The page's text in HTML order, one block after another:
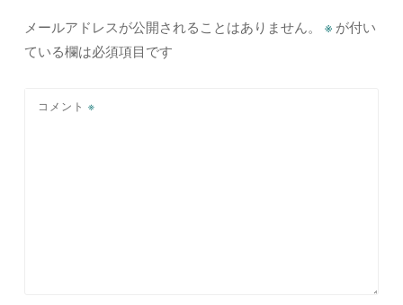
ー
シ
ン
メールアドレスが公開されることはありません。 ※ が付い
ている欄は必須項目です
コメント ※